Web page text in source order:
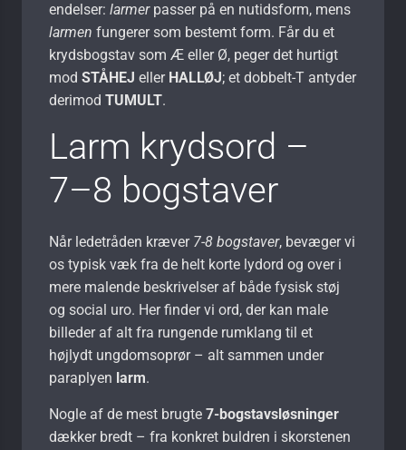
endelser: larmerpasser på en nutidsform, mens
larmen fungerer som bestemt form. Får du et
krydsbogstav som Æ eller Ø, peger det hurtigt
mod STÅHEJ eller HALLØJ; et dobbelt-T antyder
derimod TUMULT.
Larm krydsord –
7–8 bogstaver
Når ledetråden kræver 7-8 bogstaver, bevæger vi
os typisk væk fra de helt korte lydord og over i
mere malende beskrivelser af både fysisk støj
og social uro. Her finder vi ord, der kan male
billeder af alt fra rungende rumklang til et
højlydt ungdomsoprør – alt sammen under
paraplyen larm.
Nogle af de mest brugte 7-bogstavsløsninger
dækker bredt – fra konkret buldren i skorstenen